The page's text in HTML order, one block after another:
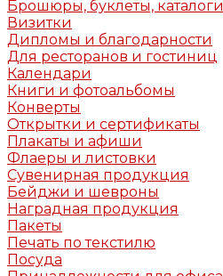
Брошюры, буклеты, каталоги
Визитки
Дипломы и благодарности
Для ресторанов и гостиниц
Календари
Книги и фотоальбомы
Конверты
Открытки и сертификаты
Плакаты и афиши
Флаеры и листовки
Сувенирная продукция
Бейджи и шевроны
Наградная продукция
Пакеты
Печать по текстилю
Посуда